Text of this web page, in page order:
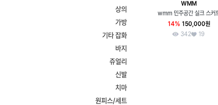
상의
가방
기타 잡화
바지
쥬얼리
신발
치마
원피스/세트
WMM
wmm 민주공간 실크 스커
14% 150,000원
342
19